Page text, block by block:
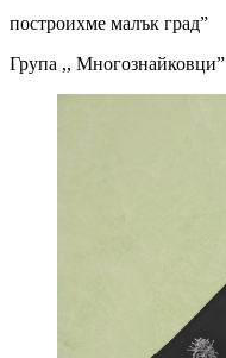
построихме малък град”
Група ,, Многознайковци”